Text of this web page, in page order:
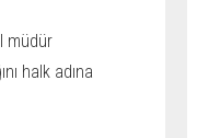
müdür
halk adına